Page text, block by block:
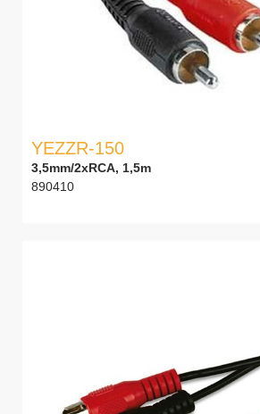
YEZZR-150
3,5mm/2xRCA, 1,5m
890410